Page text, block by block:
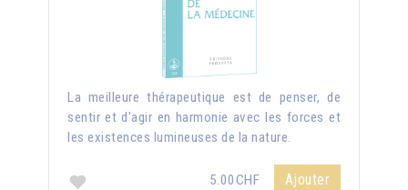
La meilleure thérapeutique est de penser, de
sentir et d'agir en harmonie avec les forces et
les existences lumineuses de la nature.
5.00CHF Ajouter